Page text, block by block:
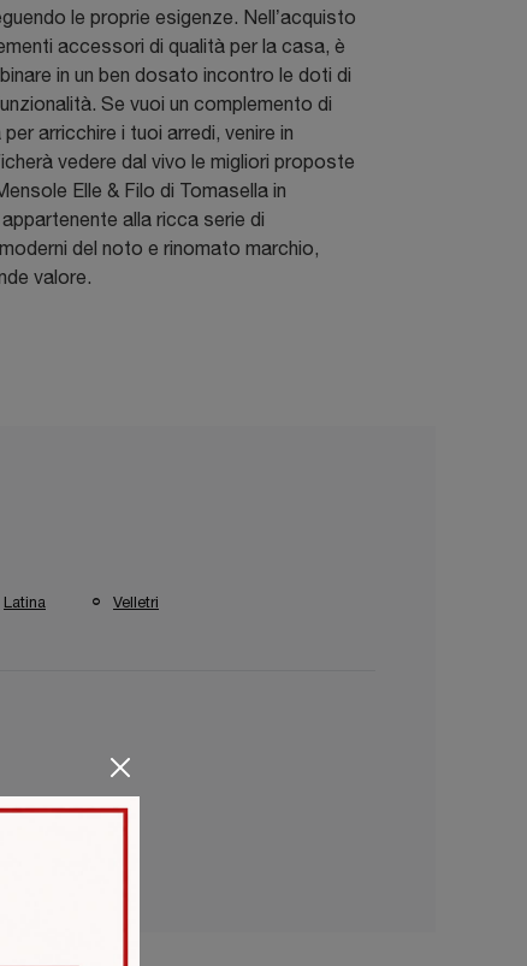
le proprie esigenze. Nell’acquisto
accessori di qualità per la casa, è
in un ben dosato incontro le doti di
Se vuoi un complemento di
arricchire i tuoi arredi, venire in
vedere dal vivo le migliori proposte
Elle & Filo di Tomasella in
alla ricca serie di
del noto e rinomato marchio,
valore.
Latina Velletri
Tomasella Velletri
A Velletri